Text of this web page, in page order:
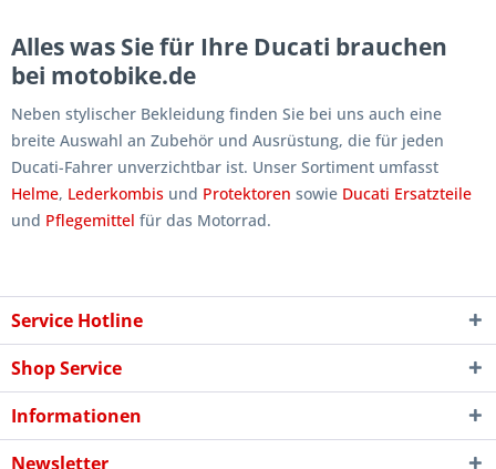
Alles was Sie für Ihre Ducati brauchen
bei motobike.de
Neben stylischer Bekleidung finden Sie bei uns auch eine
breite Auswahl an Zubehör und Ausrüstung, die für jeden
Ducati-Fahrer unverzichtbar ist. Unser Sortiment umfasst
Helme, Lederkombis und Protektoren sowie Ducati Ersatzteile
und Pflegemittel für das Motorrad.
Service Hotline
Shop Service
Informationen
Newsletter